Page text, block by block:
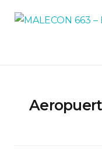
MALECON 663